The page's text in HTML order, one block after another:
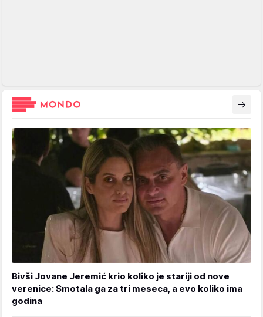
Bivši Jovane Jeremić krio koliko je stariji od nove
verenice: Smotala ga za tri meseca, a evo koliko ima
godina